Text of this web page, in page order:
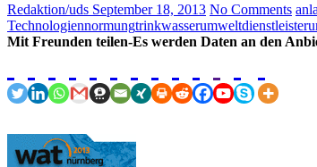
Redaktion/uds September 18, 2013 No Comments
Technologiennormungtrinkwasserumweltdienstleister
Mit Freunden teilen-Es werden Daten an den